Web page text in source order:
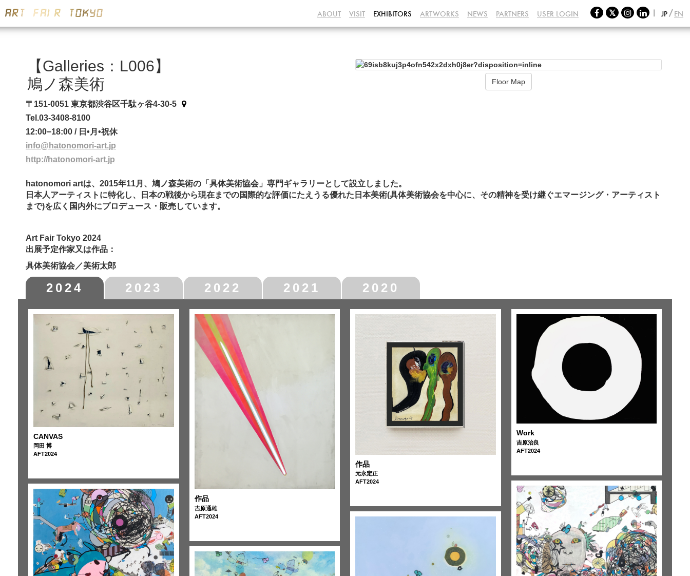
ABOUT VISIT EXHIBITORS ARTWORKS NEWS PARTNERS USER LOGIN JP EN
【Galleries：L006】
鳩ノ森美術
〒151-0051 東京都渋谷区千駄ヶ谷4-30-5
Tel.03-3408-8100
12:00−18:00 / 日•月•祝休
info@hatonomori-art.jp
http://hatonomori-art.jp
Floor Map
hatonomori artは、2015年11月、鳩ノ森美術の「具体美術協会」専門ギャラリーとして設立しました。
日本人アーティストに特化し、日本の戦後から現在までの国際的な評価にたえうる優れた日本美術(具体美術協会を中心に、その精神を受け継ぐエマージング・アーティスト
まで)を広く国内外にプロデュース・販売しています。
Art Fair Tokyo 2024
出展予定作家又は作品：
具体美術協会／美術太郎
2024 2023 2022 2021 2020
CANVAS
岡田 博
AFT2024
作品
吉原通雄
AFT2024
作品
元永定正
AFT2024
Work
吉原治良
AFT2024